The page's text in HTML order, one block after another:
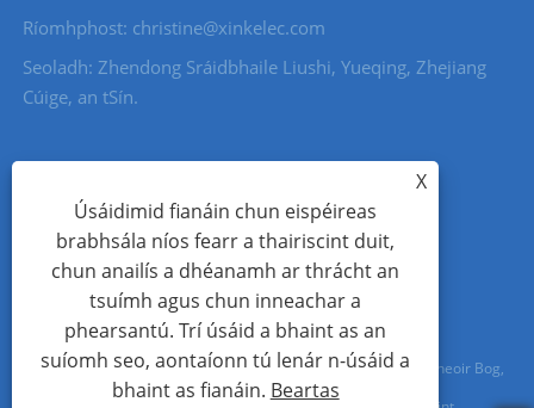
Ríomhphost: christine@xinkelec.com
Seoladh: Zhendong Sráidbhaile Liushi, Yueqing, Zhejiang
Cúige, an tSín.
Cóipcheart © 2023 Wenzhou Xinkong Imp&exp Co.,Ltd. - Tosaitheoir Bog,
X
Úsáidimid fianáin chun eispéireas
brabhsála níos fearr a thairiscint duit,
chun anailís a dhéanamh ar thrácht an
tsuímh agus chun inneachar a
phearsantú. Trí úsáid a bhaint as an
suíomh seo, aontaíonn tú lenár n-úsáid a
bhaint as fianáin. Beartas